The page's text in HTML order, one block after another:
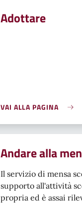
Adottare
VAI ALLA PAGINA
Andare alla
Il servizio di mensa
supporto all'attività
propria ed è assai